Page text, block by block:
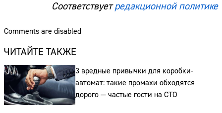
Соответствуетредакционной политике
Comments are disabled
ЧИТАЙТЕ ТАКЖЕ
3 вредные привычки для коробки-
автомат: такие промахи обходятся
дорого — частые гости на СТО